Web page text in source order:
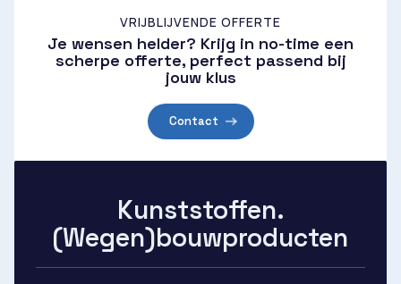
VRIJBLIJVENDE OFFERTE
Je wensen helder? Krijg in no-time een
scherpe offerte, perfect passend bij
jouw klus
Contact
Kunststoffen.
(Wegen)bouwproducten